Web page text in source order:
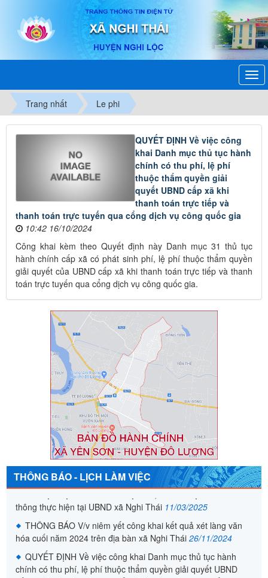
Trang nhất Le phi
QUYẾT ĐỊNH Về việc công
khai Danh mục thủ tục hành
chính có thu phí, lệ phí
thuộc thẩm quyền giải
quyết UBND cấp xã khi
thanh toán trực tiếp và
thanh toán trực tuyến qua cổng dịch vụ công quốc gia
10:42 16/10/2024
Công khai kèm theo Quyết định này Danh mục 31 thủ tục
hành chính cấp xã có phát sinh phí, lệ phí thuộc thẩm quyền
giải quyết của UBND cấp xã khi thanh toán trực tiếp và thanh
toán trực tuyến qua cổng dịch vụ công quốc gia.
THÔNG BÁO - LỊCH LÀM VIỆC
QUYẾT ĐỊNH Về việc công khai Danh mục thủ tục hành
chính thực hiện theo cơ chế một cửa, cơ chế một cửa liên
thông thực hiện tại UBND xã Nghi Thái
11/03/2025
THÔNG BÁO V/v niêm yết công khai kết quả xét làng văn
hóa cuối năm 2024 trên địa bàn xã Nghi Thái26/11/2024
QUYẾT ĐỊNH Về việc công khai Danh mục thủ tục hành
chính có thu phí, lệ phí thuộc thẩm quyền giải quyết UBND
cấp xã khi thanh toán trực tiếp và thanh toán trực tuyến qua